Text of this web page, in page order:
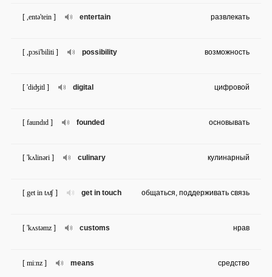
entertain
[ ,entə'tein ] развлекать
possibility
[ ,pɔsi'biliti ] возможность
digital
[ 'diʤitl ] цифровой
founded
[ faundɪd ] основывать
culinary
[ 'kʌlinəri ] кулинарный
get in touch
[ get in tʌʧ ] общаться, поддерживать связь
customs
[ 'kʌstəmz ] нрав
means
[ mi:nz ] средство